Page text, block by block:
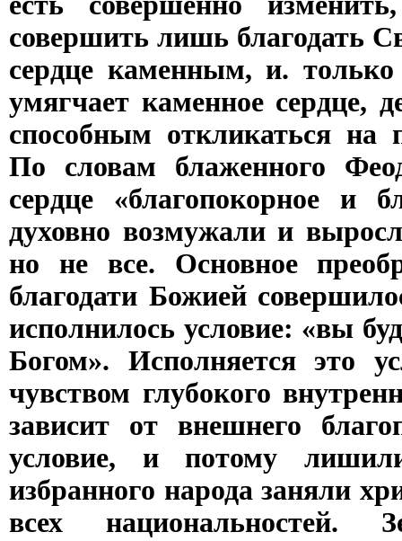
совершить лишь благодать
сердце каменным, и.
умягчает каменное
способным откликаться на
По словам блаженного
сердце «благопокорное и
духовно возмужали и
но не все. Основное
благодати Божией
исполнилось условие: «вы
Богом». Исполняется это
чувством глубокого
зависит от внешнего
условие, и потому
избранного народа заняли
всех национальностей.